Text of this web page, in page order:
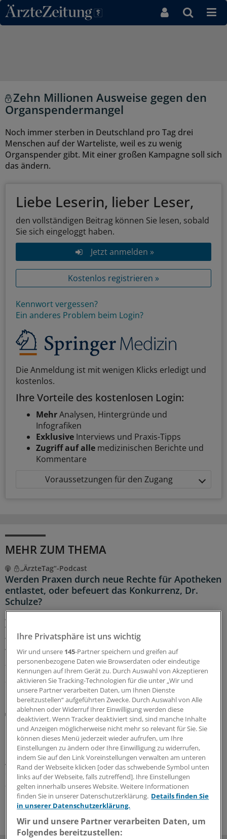
Direkt zum Inhaltsbereich
Zehn Millionen Ausweise gegen den
Organspendermangel
Noch immer sterben in Deutschland pro Tag drei
Menschen auf der Warteliste, weil es zu wenig
Organspender gibt. Mit einer großen Kampagne soll sich
das ändern.
Liebe Leserin, lieber Leser,
den vollständigen Beitrag können Sie lesen, sobald
Sie sich eingeloggt haben.
Jetzt anmelden »
Kostenlos registrieren »
Kennwort vergessen?
Ein anderes Problem beim Login?
Die Anmeldung ist mit wenigen Klicks erledigt und
kostenlos.
Ihre Vorteile des kostenlosen Login:
MehrAnalysen, Hintergründe und
Infografiken
Exklusive Interviews und Praxis-Tipps
Zugriff auf alle medizinischen Berichte und
Kommentare
Voraussetzungen für den Zugang
MEHR ZUM THEMA
„ÄrzteTag“-Podcast
Werden Praxen durch neue Rechte für Apotheken
entlastet, oder befeuert das Konkurrenz, Dr.
Schulze?
Assistierte Telemedizin, venöse Blutabnahme, Erhebung
von Laborwerten – das dürfen Apotheken künftig. Wie
wird dies das Verhältnis zwischen Praxen und Offizinen
verändern? LandarztDr. Christian Schulzeordnet das im
„ÄrzteTag“-Podcast ein.
23.06.2026
Kolumne aus Berlin
Medizin ohne Arzt: Das Land klatscht Beifall
Das Apothekengesetz kommt bei Ärztinnen und Ärzten
nicht gut an. Die Ausweitung der Befugnisse des
Apothekenpersonals gilt ihnen als Gegenteil von
evidenzbasierter Medizin. Landespolitiker schlagen
andere Töne an.
18.06.2026
Ihre Privatsphäre ist uns wichtig
Wir und unsere 145-Partner speichern und greifen auf
personenbezogene Daten wie Browserdaten oder eindeutige
Kennungen auf Ihrem Gerät zu. Durch Auswahl von Akzeptieren
aktivieren Sie Tracking-Technologien für die unter „Wir und
unsere Partner verarbeiten Daten, um Ihnen Dienste
bereitzustellen“ aufgeführten Zwecke. Durch Auswahl von Alle
ablehnen oder Widerruf Ihrer Einwilligung werden diese
deaktiviert. Wenn Tracker deaktiviert sind, sind manche Inhalte
und Anzeigen möglicherweise nicht mehr so relevant für Sie. Sie
können dieses Menü jederzeit wieder aufrufen, um Ihre
Einstellungen zu ändern oder Ihre Einwilligung zu widerrufen,
indem Sie auf den Link Voreinstellungen verwalten am unteren
Rand der Webseite klicken [oder das schwebende Symbol unten
links auf der Webseite, falls zutreffend]. Ihre Einstellungen
gelten innerhalb unseres Website. Weitere Informationen
finden Sie in unserer Datenschutzerklärung. Details finden Sie
in unserer Datenschutzerklärung.
Wir und unsere Partner verarbeiten Daten, um
Folgendes bereitzustellen: